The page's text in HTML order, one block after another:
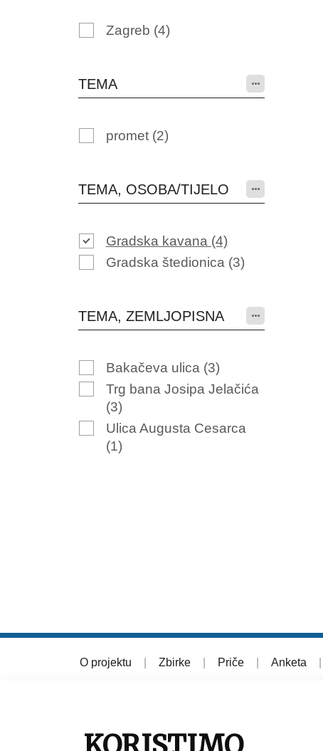
Zagreb (4)
TEMA
promet (2)
TEMA, OSOBA/TIJELO
Gradska kavana (4)
Gradska štedionica (3)
TEMA, ZEMLJOPISNA
Bakačeva ulica (3)
Trg bana Josipa Jelačića
(3)
Ulica Augusta Cesarca
(1)
O projektu Zbirke Priče Anketa